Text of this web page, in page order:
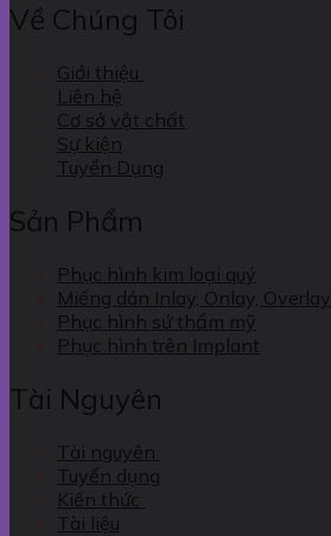
Về Chúng Tôi
Giới thiệu
Liên hệ
Cơ sở vật chất
Sự kiện
Tuyển Dụng
Sản Phẩm
Phục hình kim loại quý
Miếng dán Inlay, Onlay, Overlay
Phục hình sứ thẩm mỹ
Phục hình trên Implant
Tài Nguyên
Tài nguyên
Tuyển dụng
Kiến thức
Tài liệu